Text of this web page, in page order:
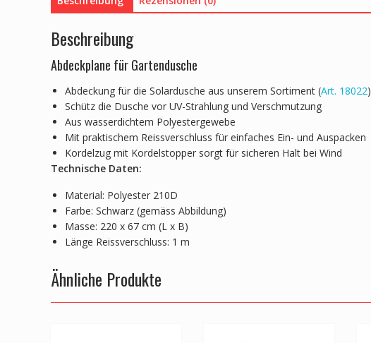
Beschreibung
Abdeckplane für Gartendusche
Abdeckung für die Solardusche aus unserem Sortiment (Art. 18022)
Schütz die Dusche vor UV-Strahlung und Verschmutzung
Aus wasserdichtem Polyestergewebe
Mit praktischem Reissverschluss für einfaches Ein- und Auspacken
Kordelzug mit Kordelstopper sorgt für sicheren Halt bei Wind
Technische Daten:
Material: Polyester 210D
Farbe: Schwarz (gemäss Abbildung)
Masse: 220 x 67 cm (L x B)
Länge Reissverschluss: 1 m
Ähnliche Produkte